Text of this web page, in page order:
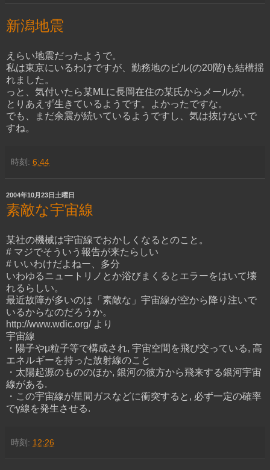
新潟地震
えらい地震だったようで。
私は東京にいるわけですが、勤務地のビル(の20階)も結構揺
れました。
っと、気付いたら某MLに長岡在住の某氏からメールが。
とりあえず生きているようです。よかったですな。
でも、まだ余震が続いているようですし、気は抜けないで
すね。
時刻: 6:44
2004年10月23日土曜日
素敵な宇宙線
某社の機械は宇宙線でおかしくなるとのこと。
# マジでそういう報告が来たらしい
# いいわけだよねー、多分
いわゆるニュートリノとか浴びまくるとエラーをはいて壊
れるらしい。
最近故障が多いのは「素敵な」宇宙線が空から降り注いで
いるからなのだろうか。
http://www.wdic.org/ より
宇宙線
・陽子やμ粒子等で構成され, 宇宙空間を飛び交っている, 高
エネルギーを持った放射線のこと
・太陽起源のもののほか, 銀河の彼方から飛来する銀河宇宙
線がある.
・この宇宙線が星間ガスなどに衝突すると, 必ず一定の確率
でγ線を発生させる.
時刻: 12:26